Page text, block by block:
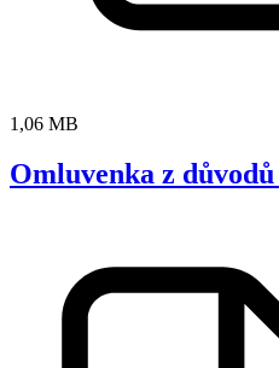
1,06 MB
Omluvenka z